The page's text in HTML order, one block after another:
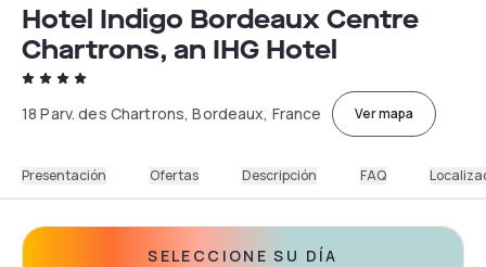
Hotel Indigo Bordeaux Centre
Chartrons, an IHG Hotel
18 Parv. des Chartrons, Bordeaux, France Ver mapa
Presentación Ofertas Descripción FAQ
SELECCIONE SU DÍA